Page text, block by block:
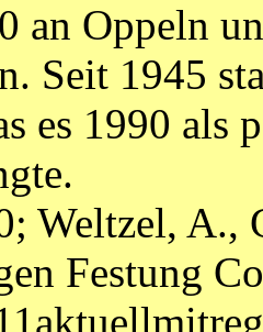
an Oppeln
Seit 1945
es 1990 als
Weltzel, A.,
Festung